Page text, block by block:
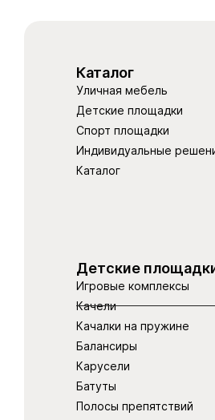
Каталог
Уличная мебель
Детские площадки
Спорт площадки
Индивидуальные
Каталог
Детские
Игровые комплексы
Качели
Качалки на пружине
Балансиры
Карусели
Батуты
Полосы препятствий